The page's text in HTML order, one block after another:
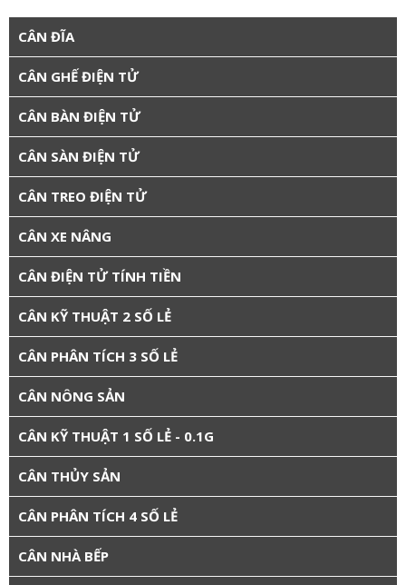
CÂN ĐĨA
CÂN GHẾ ĐIỆN TỬ
CÂN BÀN ĐIỆN TỬ
CÂN SÀN ĐIỆN TỬ
CÂN TREO ĐIỆN TỬ
CÂN XE NÂNG
CÂN ĐIỆN TỬ TÍNH TIỀN
CÂN KỸ THUẬT 2 SỐ LẺ
CÂN PHÂN TÍCH 3 SỐ LẺ
CÂN NÔNG SẢN
CÂN KỸ THUẬT 1 SỐ LẺ - 0.1G
CÂN THỦY SẢN
CÂN PHÂN TÍCH 4 SỐ LẺ
CÂN NHÀ BẾP